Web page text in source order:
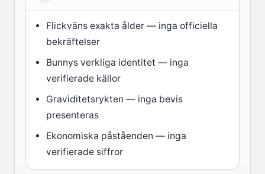
Flickväns exakta ålder — inga officiella
bekräftelser
Bunnys verkliga identitet — inga
verifierade källor
Graviditetsrykten — inga bevis
presenteras
Ekonomiska påståenden — inga
verifierade siffror